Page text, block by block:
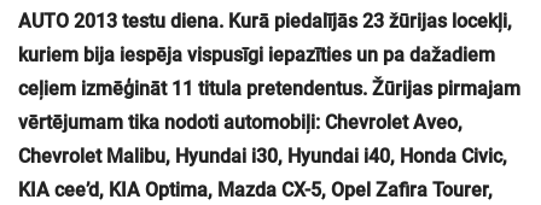
AUTO 2013 testu diena. Kurā piedalījās 23 žūrijas locekļi,
kuriem bija iespēja vispusīgi iepazīties un pa dažadiem
ceļiem izmēģināt 11 titula pretendentus. Žūrijas pirmajam
vērtējumam tika nodoti automobiļi: Chevrolet Aveo,
Chevrolet Malibu, Hyundai i30, Hyundai i40, Honda Civic,
KIA cee’d, KIA Optima, Mazda CX-5, Opel Zafira Tourer,